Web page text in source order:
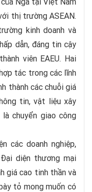
thị trường ASEAN.
kinh doanh và
dẫn, đáng tin cậy
viên EAEU. Hai
tác trong các lĩnh
thành các chuỗi giá
tin, vật liệu xây
chuyển giao công
các doanh nghiệp,
Đại diện thương mại
giá cao tinh thần và
tỏ mong muốn có